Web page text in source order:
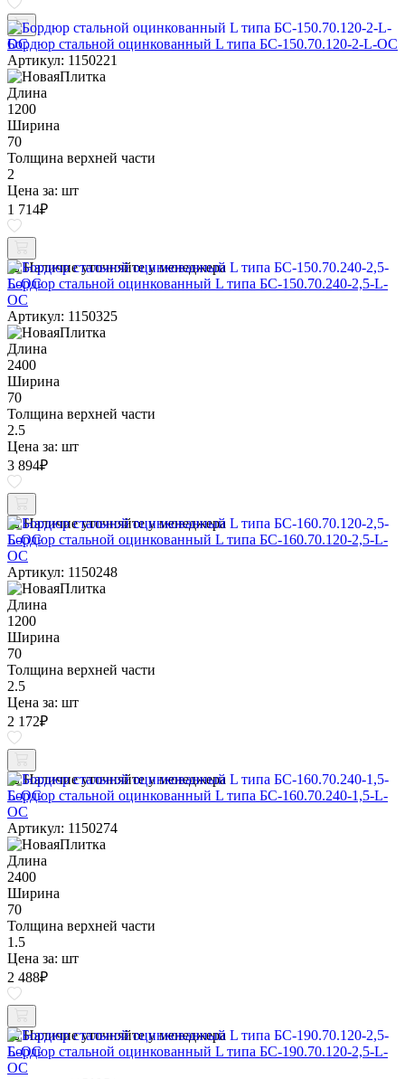
Бордюр стальной оцинкованный L типа БС-150.70.120-2-L-ОС
Артикул: 1150221
Длина
1200
Ширина
70
Толщина верхней части
2
Цена за: шт
1 714₽
Наличие уточняйте у менеджера
Бордюр стальной оцинкованный L типа БС-150.70.240-2,5-L-
ОС
Артикул: 1150325
Длина
2400
Ширина
70
Толщина верхней части
2.5
Цена за: шт
3 894₽
Наличие уточняйте у менеджера
Бордюр стальной оцинкованный L типа БС-160.70.120-2,5-L-
ОС
Артикул: 1150248
Длина
1200
Ширина
70
Толщина верхней части
2.5
Цена за: шт
2 172₽
Наличие уточняйте у менеджера
Бордюр стальной оцинкованный L типа БС-160.70.240-1,5-L-
ОС
Артикул: 1150274
Длина
2400
Ширина
70
Толщина верхней части
1.5
Цена за: шт
2 488₽
Наличие уточняйте у менеджера
Бордюр стальной оцинкованный L типа БС-190.70.120-2,5-L-
ОС